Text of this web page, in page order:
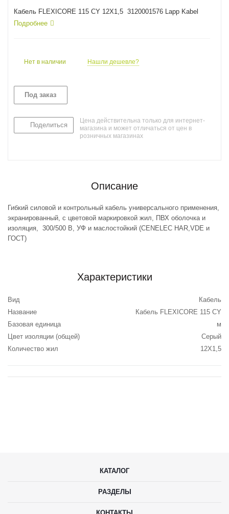
Кабель FLEXICORE 115 CY 12X1,5 3120001576 Lapp Kabel
Подробнее
Нет в наличии Нашли дешевле?
Под заказ
Поделиться
Цена действительна только для интернет-
магазина и может отличаться от цен в
розничных магазинах
Описание
Гибкий силовой и контрольный кабель универсального применения,
экранированный, с цветовой маркировкой жил, ПВХ оболочка и
изоляция, 300/500 В, УФ и маслостойкий (CENELEC HAR,VDE и
ГОСТ)
Характеристики
Вид
Кабель
Название
Кабель FLEXICORE 115 CY
Базовая единица
м
Цвет изоляции (общей)
Серый
Количество жил
12X1,5
КАТАЛОГ
РАЗДЕЛЫ